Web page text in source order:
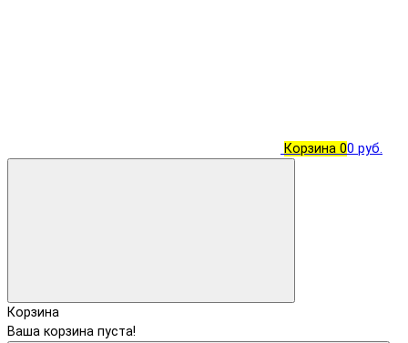
Корзина 00 руб.
Корзина
Ваша корзина пуста!